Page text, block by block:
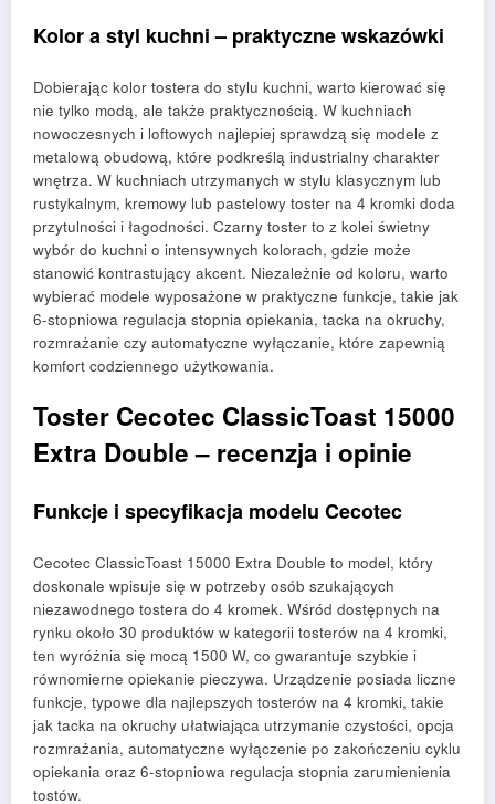
Kolor a styl kuchni – praktyczne wskazówki
Dobierając kolor tostera do stylu kuchni, warto kierować się
nie tylko modą, ale także praktycznością. W kuchniach
nowoczesnych i loftowych najlepiej sprawdzą się modele z
metalową obudową, które podkreślą industrialny charakter
wnętrza. W kuchniach utrzymanych w stylu klasycznym lub
rustykalnym, kremowy lub pastelowy toster na 4 kromki doda
przytulności i łagodności. Czarny toster to z kolei świetny
wybór do kuchni o intensywnych kolorach, gdzie może
stanowić kontrastujący akcent. Niezależnie od koloru, warto
wybierać modele wyposażone w praktyczne funkcje, takie jak
6-stopniowa regulacja stopnia opiekania, tacka na okruchy,
rozmrażanie czy automatyczne wyłączanie, które zapewnią
komfort codziennego użytkowania.
Toster Cecotec ClassicToast 15000
Extra Double – recenzja i opinie
Funkcje i specyfikacja modelu Cecotec
Cecotec ClassicToast 15000 Extra Double to model, który
doskonale wpisuje się w potrzeby osób szukających
niezawodnego tostera do 4 kromek. Wśród dostępnych na
rynku około 30 produktów w kategorii tosterów na 4 kromki,
ten wyróżnia się mocą 1500 W, co gwarantuje szybkie i
równomierne opiekanie pieczywa. Urządzenie posiada liczne
funkcje, typowe dla najlepszych tosterów na 4 kromki, takie
jak tacka na okruchy ułatwiająca utrzymanie czystości, opcja
rozmrażania, automatyczne wyłączenie po zakończeniu cyklu
opiekania oraz 6-stopniowa regulacja stopnia zarumienienia
tostów.